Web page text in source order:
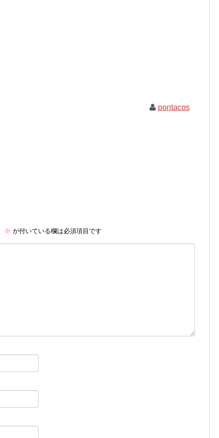
pontacos
※ が付いている欄は必須項目です